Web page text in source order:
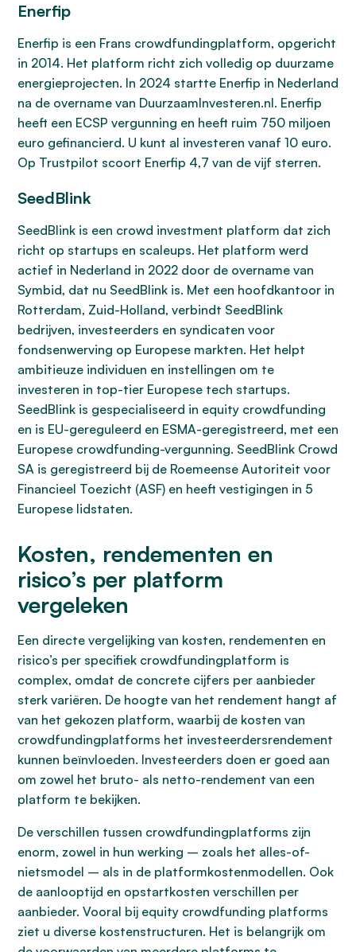
Enerfip
Enerfip is een Frans crowdfundingplatform, opgericht
in 2014. Het platform richt zich volledig op duurzame
energieprojecten. In 2024 startte Enerfip in Nederland
na de overname van DuurzaamInvesteren.nl. Enerfip
heeft een ECSP vergunning en heeft ruim 750 miljoen
euro gefinancierd. U kunt al investeren vanaf 10 euro.
Op Trustpilot scoort Enerfip 4,7 van de vijf sterren.
SeedBlink
SeedBlink is een crowd investment platform dat zich
richt op startups en scaleups. Het platform werd
actief in Nederland in 2022 door de overname van
Symbid, dat nu SeedBlink is. Met een hoofdkantoor in
Rotterdam, Zuid-Holland, verbindt SeedBlink
bedrijven, investeerders en syndicaten voor
fondsenwerving op Europese markten. Het helpt
ambitieuze individuen en instellingen om te
investeren in top-tier Europese tech startups.
SeedBlink is gespecialiseerd in equity crowdfunding
en is EU-gereguleerd en ESMA-geregistreerd, met een
Europese crowdfunding-vergunning. SeedBlink Crowd
SA is geregistreerd bij de Roemeense Autoriteit voor
Financieel Toezicht (ASF) en heeft vestigingen in 5
Europese lidstaten.
Kosten, rendementen en
risico’s per platform
vergeleken
Een directe vergelijking van kosten, rendementen en
risico’s per specifiek crowdfundingplatform is
complex, omdat de concrete cijfers per aanbieder
sterk variëren. De hoogte van het rendement hangt af
van het gekozen platform, waarbij de kosten van
crowdfundingplatforms het investeerdersrendement
kunnen beïnvloeden. Investeerders doen er goed aan
om zowel het bruto- als netto-rendement van een
platform te bekijken.
De verschillen tussen crowdfundingplatforms zijn
enorm, zowel in hun werking – zoals het alles-of-
nietsmodel – als in de platformkostenmodellen. Ook
de aanlooptijd en opstartkosten verschillen per
aanbieder. Vooral bij equity crowdfunding platforms
ziet u diverse kostenstructuren. Het is belangrijk om